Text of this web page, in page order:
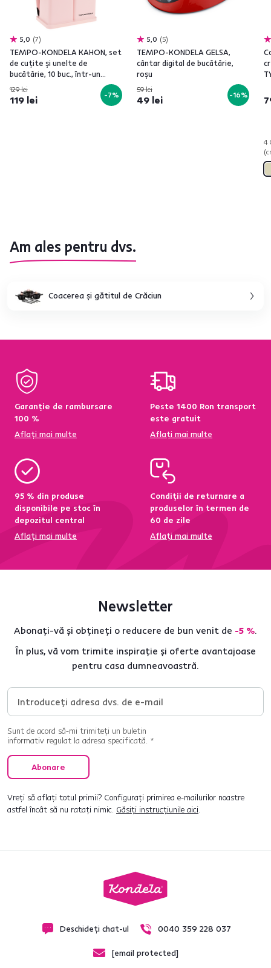
5,0 7
TEMPO-KONDELA KAHON, set
de cuţite şi unelte de
bucătărie, 10 buc., într-un
suport, roz
129 lei
119 lei -7%
5,0 5
TEMPO-KONDELA GELSA,
cântar digital de bucătărie,
roşu
59 lei
49 lei -16%
4
Am ales pentru dvs.
Coacerea şi gătitul de Crăciun
Garanție de rambursare
100 %
Aflați mai multe
Peste 1400 Ron transport
este gratuit
Aflați mai multe
95 % din produse
disponibile pe stoc în
depozitul central
Aflați mai multe
Condiții de returnare a
produselor în termen de
60 de zile
Aflați mai multe
Newsletter
Abonați-vă și obțineți o reducere de bun venit de -5 %.
În plus, vă vom trimite inspirație și oferte avantajoase
pentru casa dumneavoastră.
Sunt de acord să-mi trimiteți un buletin
informativ regulat la adresa specificată. *
Abonare
Vreți să aflați totul primii? Configurați primirea e-mailurilor noastre
astfel încât să nu ratați nimic. Găsiți instrucțiunile aici.
Deschideți chat-ul 0040 359 228 037
[email protected]